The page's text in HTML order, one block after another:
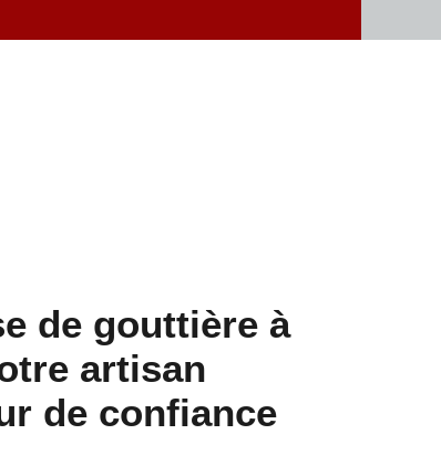
de gouttière à
artisan
de confiance